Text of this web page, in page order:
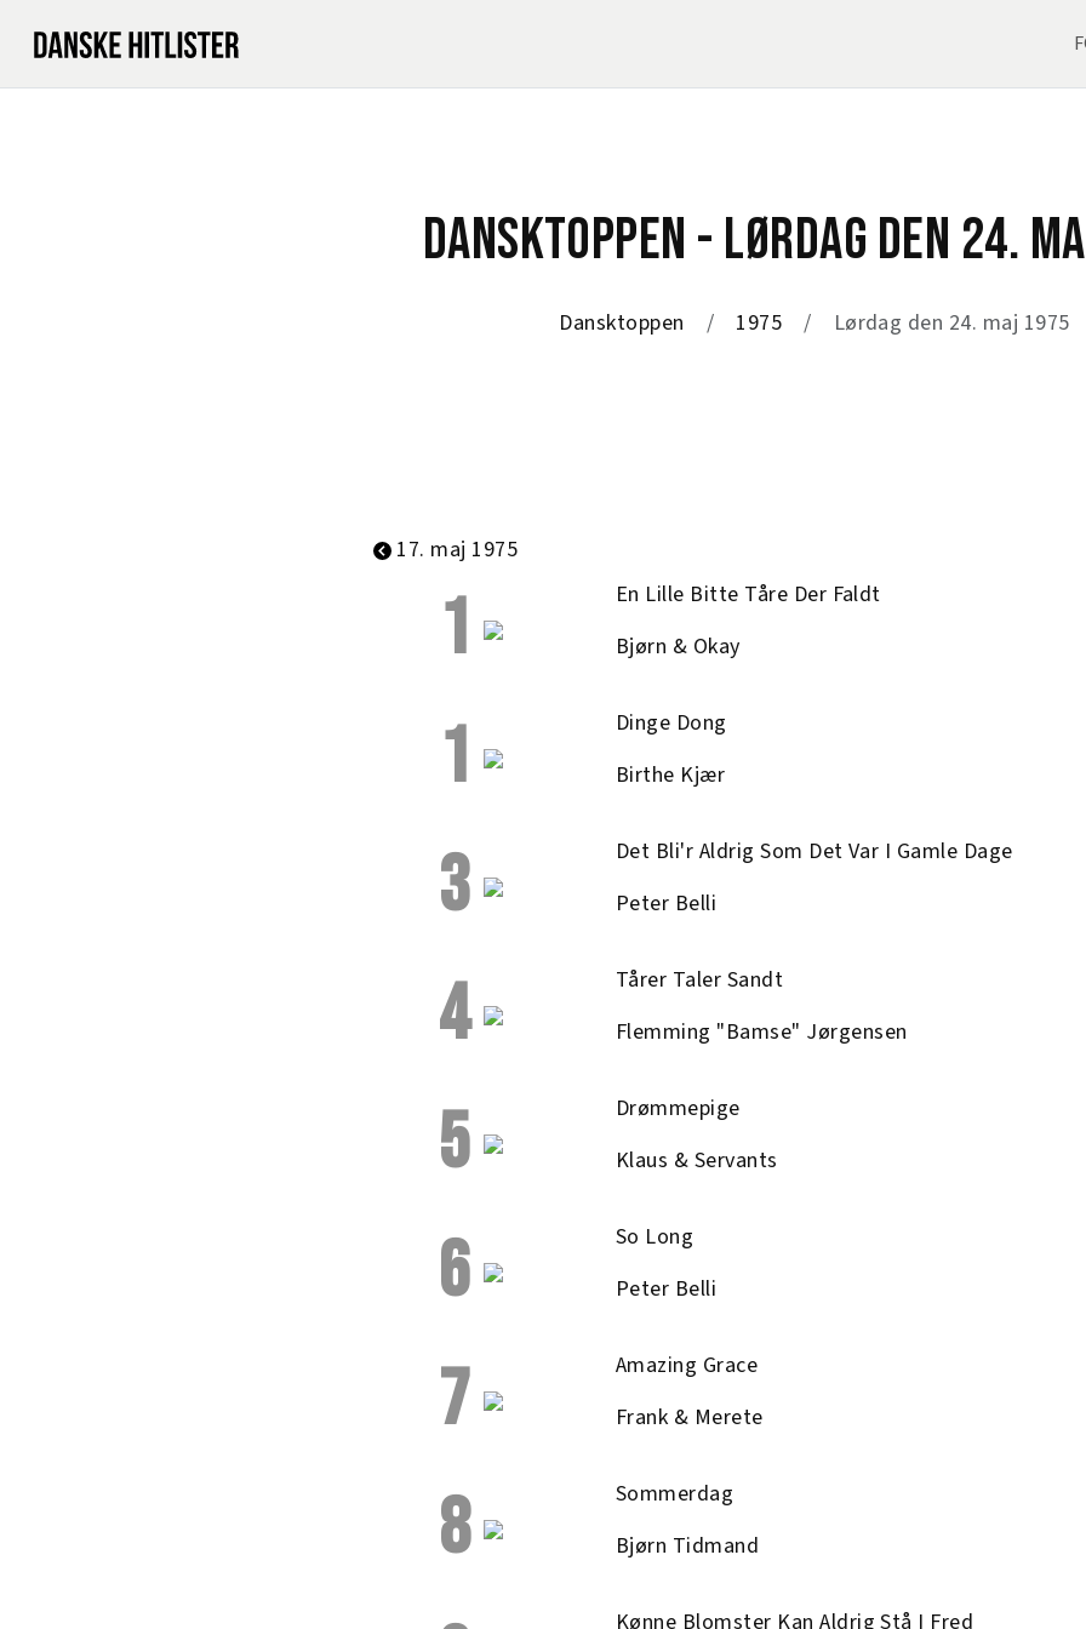
DANSKTOPPEN - LØRDAG DEN 24.
Dansktoppen 1975 Lørdag den 24. maj 1975
17. maj 1975
1
En Lille Bitte Tåre Der Faldt
Bjørn & Okay
1
Dinge Dong
Birthe Kjær
3
Det Bli'r Aldrig Som Det Var I Gamle Dage
Peter Belli
4
Tårer Taler Sandt
Flemming "Bamse" Jørgensen
5
Drømmepige
Klaus & Servants
6
So Long
Peter Belli
7
Amazing Grace
Frank & Merete
8
Sommerdag
Bjørn Tidmand
Kønne Blomster Kan Aldrig Stå I Fred